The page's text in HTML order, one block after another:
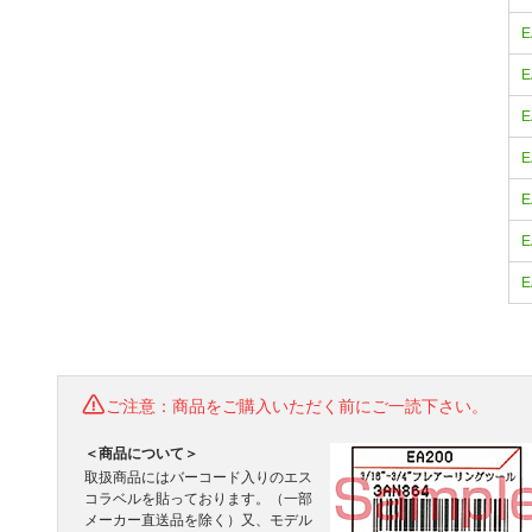
ご注意：商品をご購入いただく前にご一読下さい。
＜商品について＞
取扱商品にはバーコード入りのエス
コラベルを貼っております。（一部
メーカー直送品を除く）又、モデル